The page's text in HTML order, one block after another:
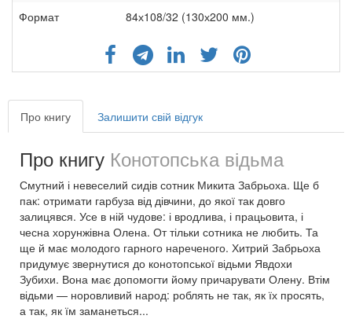
Формат
84х108/32 (130х200 мм.)
Про книгу Залишити свій відгук
Про книгу Конотопська відьма
Смутний і невеселий сидів сотник Микита Забрьоха. Ще б
пак: отримати гарбуза від дівчини, до якої так довго
залицявся. Усе в ній чудове: і вродлива, і працьовита, і
чесна хорунжівна Олена. От тільки сотника не любить. Та
ще й має молодого гарного нареченого. Хитрий Забрьоха
придумує звернутися до конотопської відьми Явдохи
Зубихи. Вона має допомогти йому причарувати Олену. Втім
відьми — норовливий народ: роблять не так, як їх просять,
а так, як їм заманеться...